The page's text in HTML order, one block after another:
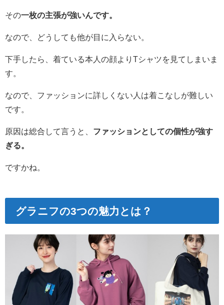
その一枚の主張が強いんです。
なので、どうしても他が目に入らない。
下手したら、着ている本人の顔よりTシャツを見てしまいま
す。
なので、ファッションに詳しくない人は着こなしが難しい
です。
原因は総合して言うと、 ファッションとしての個性が強す
ぎる。
ですかね。
グラニフの3つの魅力とは？